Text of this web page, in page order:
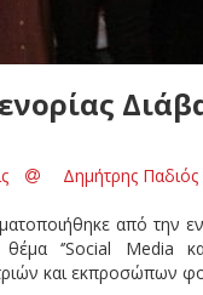
Δημήτρης Παδιός
από την
‘’Social Media
και εκπροσώπων